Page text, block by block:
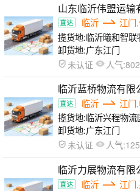
山东临沂伟盟运输
临沂
江门
揽货地:临沂曦和智
L32 L36栋
卸货地:广东江门
未认证 人气:
临沂蓝桥物流有限
临沂
江门
揽货地:临沂兴程物
东边第一排）
卸货地:广东江门
未认证 人气:
临沂力展物流有限
临沂
江门